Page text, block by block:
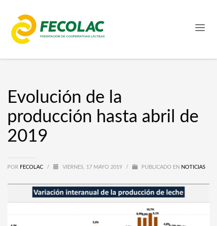
Evolución de la
producción hasta abril de
2019
POR FECOLAC / VIERNES, 17 MAYO 2019 / PUBLICADO EN NOTICIAS